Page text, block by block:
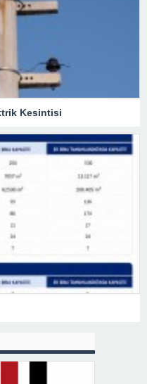
Kesintisi